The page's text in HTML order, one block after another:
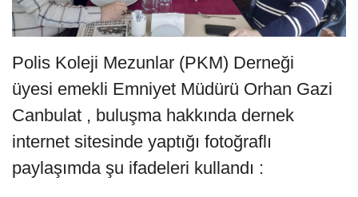
Polis Koleji Mezunlar (PKM) Derneği
üyesi emekli Emniyet Müdürü Orhan Gazi
Canbulat , buluşma hakkında dernek
internet sitesinde yaptığı fotoğraflı
paylaşımda şu ifadeleri kullandı :